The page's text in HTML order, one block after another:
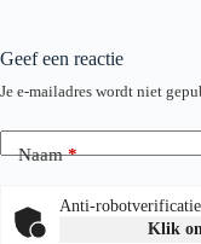
Geef een reactie
Je e-mailadres wordt niet
Naam*
Anti-robotverificatie
Klik